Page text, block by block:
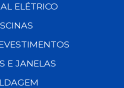
ELÉTRICO
E JANELAS